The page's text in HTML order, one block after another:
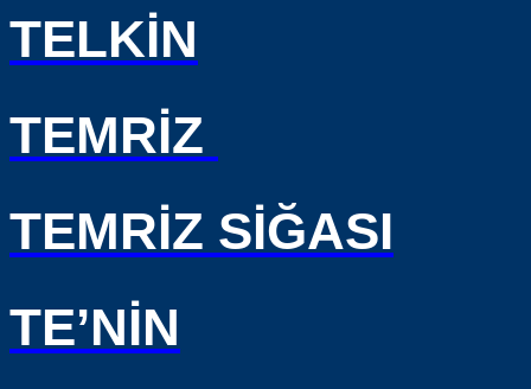
TELKİN
TEMRİZ
TEMRİZ SİĞASI
TE’NİN